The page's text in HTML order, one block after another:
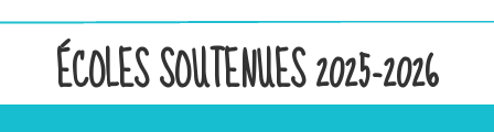
ÉCOLES SOUTENUES 2025-2026